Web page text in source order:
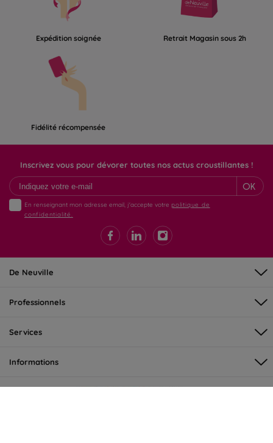
Expédition soignée Retrait Magasin sous 2h
Fidélité récompensée
Inscrivez vous pour dévorer toutes nos actus croustillantes !
OK
En renseignant mon adresse email, j'accepte votre politique de
confidentialité.
De Neuville
Professionnels
Services
Informations